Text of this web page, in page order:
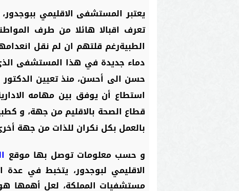
يعتبر المستشفى الاقليمي
تعرف اقبالا هائلا من طرف
الطبيةرغم قلتهم ان لم نقل
دماء جديدة في هذا المستشفى
حسن الى أحسن، منذ تعيين الدكتور
استطاع أن يوفق بين مهامه
قطاع الصحة بالاقليم من جهة، و
بالعمل بكل نكران للذات من جهة
و حسب معلومات توصل بها موقع
الاقليمي لبوجدور، يتخبط في
مستشفيات المملكة، لعل أهمها